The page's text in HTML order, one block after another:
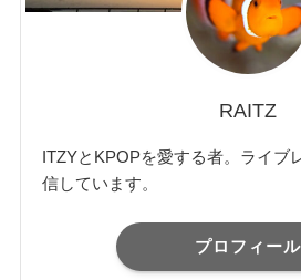
RAITZ
ITZYとKPOPを愛する者。ライブ
信しています。
プロフィール